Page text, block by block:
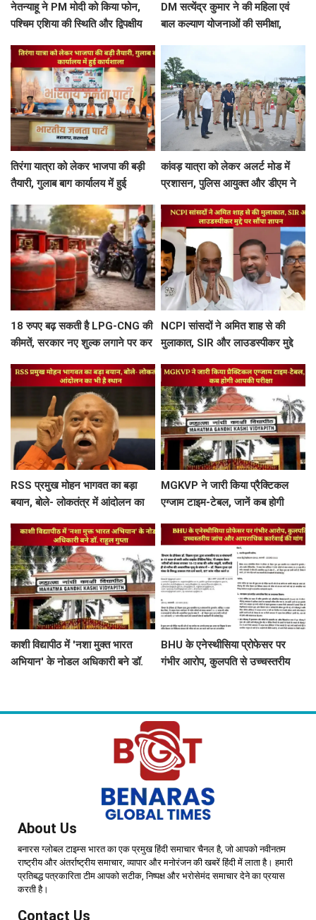
नेतन्याहू ने PM मोदी को किया फोन,
पश्चिम एशिया की स्थिति और द्विपक्षीय
DM सत्येंद्र कुमार ने की महिला एवं
बाल कल्याण योजनाओं की समीक्षा,
तिरंगा यात्रा को लेकर भाजपा की बड़ी
तैयारी, गुलाब बाग कार्यालय में हुई
कांवड़ यात्रा को लेकर अलर्ट मोड में
प्रशासन, पुलिस आयुक्त और डीएम ने
किया निरीक्षण
18 रुपए बढ़ सकती है LPG-CNG की
कीमतें, सरकार नए शुल्क लगाने पर कर
NCPI सांसदों ने अमित शाह से की
मुलाकात, SIR और लाउडस्पीकर मुद्दे
RSS प्रमुख मोहन भागवत का बड़ा
बयान, बोले- लोकतंत्र में आंदोलन का
MGKVP ने जारी किया प्रैक्टिकल
एग्जाम टाइम-टेबल, जानें कब होगी
काशी विद्यापीठ में 'नशा मुक्त भारत
अभियान' के नोडल अधिकारी बने डॉ.
BHU के एनेस्थीसिया प्रोफेसर पर
गंभीर आरोप, कुलपति से उच्चस्तरीय
About Us
बनारस ग्लोबल टाइम्स भारत का एक प्रमुख हिंदी समाचार चैनल है, जो आपको नवीनतम
राष्ट्रीय और अंतर्राष्ट्रीय समाचार, व्यापार और मनोरंजन की खबरें हिंदी में लाता है। हमारी
प्रतिबद्ध पत्रकारिता टीम आपको सटीक, निष्पक्ष और भरोसेमंद समाचार देने का प्रयास
करती है।
Contact Us